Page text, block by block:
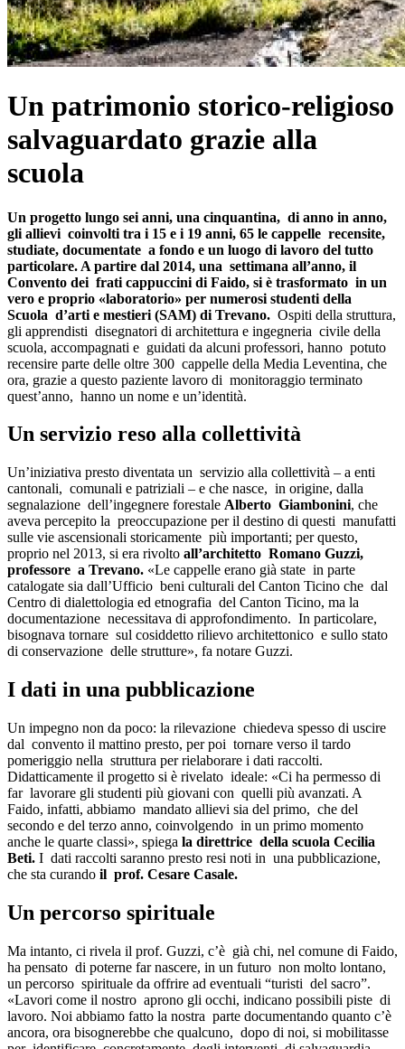
Un patrimonio storico-religioso
salvaguardato grazie alla
scuola
Un progetto lungo sei anni, una cinquantina, di anno in anno,
gli allievi coinvolti tra i 15 e i 19 anni, 65 le cappelle recensite,
studiate, documentate a fondo e un luogo di lavoro del tutto
particolare. A partire dal 2014, una settimana all’anno, il
Convento dei frati cappuccini di Faido, si è trasformato in un
vero e proprio «laboratorio» per numerosi studenti della
Scuola d’arti e mestieri (SAM) di Trevano. Ospiti della struttura,
gli apprendisti disegnatori di architettura e ingegneria civile della
scuola, accompagnati e guidati da alcuni professori, hanno potuto
recensire parte delle oltre 300 cappelle della Media Leventina, che
ora, grazie a questo paziente lavoro di monitoraggio terminato
quest’anno, hanno un nome e un’identità.
Un servizio reso alla collettività
Un’iniziativa presto diventata un servizio alla collettività – a enti
cantonali, comunali e patriziali – e che nasce, in origine, dalla
segnalazione dell’ingegnere forestale Alberto Giambonini, che
aveva percepito la preoccupazione per il destino di questi manufatti
sulle vie ascensionali storicamente più importanti; per questo,
proprio nel 2013, si era rivolto all’architetto Romano Guzzi,
professore a Trevano. «Le cappelle erano già state in parte
catalogate sia dall’Ufficio beni culturali del Canton Ticino che dal
Centro di dialettologia ed etnografia del Canton Ticino, ma la
documentazione necessitava di approfondimento. In particolare,
bisognava tornare sul cosiddetto rilievo architettonico e sullo stato
di conservazione delle strutture», fa notare Guzzi.
I dati in una pubblicazione
Un impegno non da poco: la rilevazione chiedeva spesso di uscire
dal convento il mattino presto, per poi tornare verso il tardo
pomeriggio nella struttura per rielaborare i dati raccolti.
Didatticamente il progetto si è rivelato ideale: «Ci ha permesso di
far lavorare gli studenti più giovani con quelli più avanzati. A
Faido, infatti, abbiamo mandato allievi sia del primo, che del
secondo e del terzo anno, coinvolgendo in un primo momento
anche le quarte classi», spiega la direttrice della scuola Cecilia
Beti. I dati raccolti saranno presto resi noti in una pubblicazione,
che sta curando il prof. Cesare Casale.
Un percorso spirituale
Ma intanto, ci rivela il prof. Guzzi, c’è già chi, nel comune di Faido,
ha pensato di poterne far nascere, in un futuro non molto lontano,
un percorso spirituale da offrire ad eventuali “turisti del sacro”.
«Lavori come il nostro aprono gli occhi, indicano possibili piste di
lavoro. Noi abbiamo fatto la nostra parte documentando quanto c’è
ancora, ora bisognerebbe che qualcuno, dopo di noi, si mobilitasse